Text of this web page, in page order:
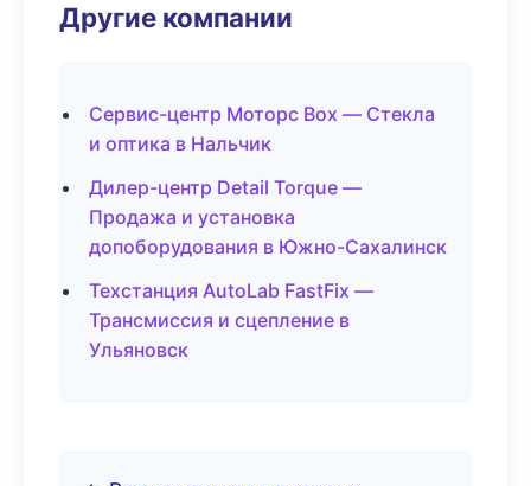
Другие компании
Сервис-центр Моторс Box — Стекла
и оптика в Нальчик
Дилер-центр Detail Torque —
Продажа и установка
допоборудования в Южно-Сахалинск
Техстанция AutoLab FastFix —
Трансмиссия и сцепление в
Ульяновск